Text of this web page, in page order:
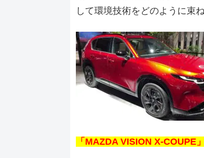
して環境技術をどのように束
「MAZDA VISION X-COUPE